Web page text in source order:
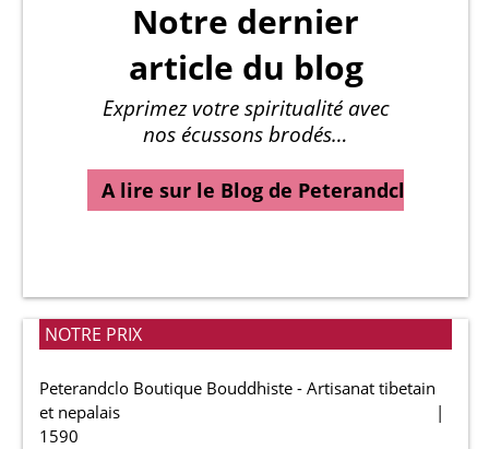
Notre dernier
article du blog
Exprimez votre spiritualité avec
nos écussons brodés…
A lire sur le Blog de Peterandclo…
NOTRE PRIX
Peterandclo Boutique Bouddhiste - Artisanat tibetain
et nepalais
1590